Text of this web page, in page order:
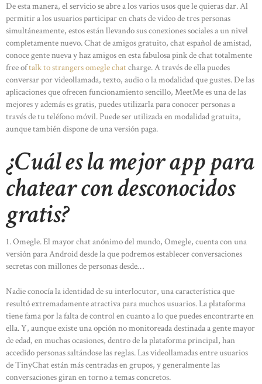
De esta manera, el servicio se abre a los varios usos que le quieras dar. Al
permitir a los usuarios participar en chats de video de tres personas
simultáneamente, estos están llevando sus conexiones sociales a un nivel
completamente nuevo. Chat de amigos gratuito, chat español de amistad,
conoce gente nueva y haz amigos en esta fabulosa pink de chat totalmente
free oftalk to strangers omegle chatcharge. A través de ella puedes
conversar por videollamada, texto, audio o la modalidad que gustes. De las
aplicaciones que ofrecen funcionamiento sencillo, MeetMe es una de las
mejores y además es gratis, puedes utilizarla para conocer personas a
través de tu teléfono móvil. Puede ser utilizada en modalidad gratuita,
aunque también dispone de una versión paga.
¿Cuál es la mejor app para
chatear con desconocidos
gratis?
1. Omegle. El mayor chat anónimo del mundo, Omegle, cuenta con una
versión para Android desde la que podremos establecer conversaciones
secretas con millones de personas desde…
Nadie conocía la identidad de su interlocutor, una característica que
resultó extremadamente atractiva para muchos usuarios. La plataforma
tiene fama por la falta de control en cuanto a lo que puedes encontrarte en
ella. Y, aunque existe una opción no monitoreada destinada a gente mayor
de edad, en muchas ocasiones, dentro de la plataforma principal, han
accedido personas saltándose las reglas. Las videollamadas entre usuarios
de TinyChat están más centradas en grupos, y generalmente las
conversaciones giran en torno a temas concretos.